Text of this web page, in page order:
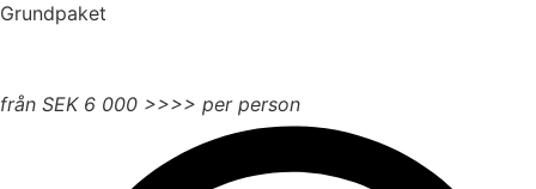
Grundpaket
från SEK 6 000 >>>> per person